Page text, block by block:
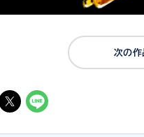
次の作